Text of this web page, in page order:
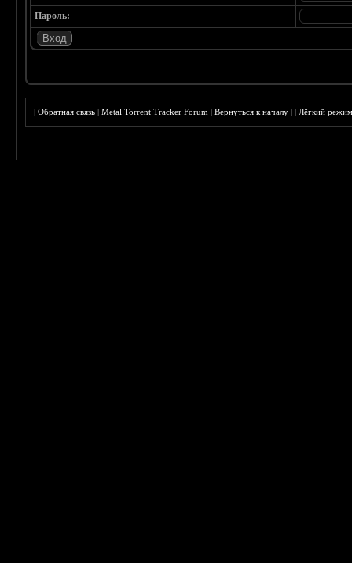
Пароль:
|Обратная связь |Metal Torrent Tracker Forum |Вернуться к началу ||Лёгкий